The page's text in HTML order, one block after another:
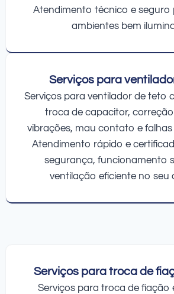
Atendimento técnico e seguro
ambientes bem
Serviços para
Serviços para ventilador de teto
troca de capacitor,
vibrações, mau contato e falhas
Atendimento rápido e
segurança, funcionamento
ventilação eficiente no seu
Serviços para troca de
Serviços para troca de fiação